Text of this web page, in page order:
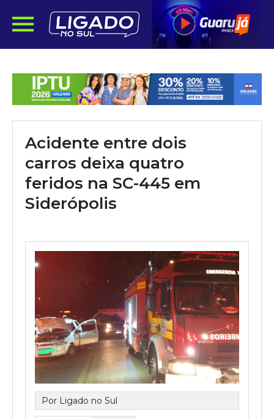
Acidente entre dois
carros deixa quatro
feridos na SC-445 em
Siderópolis
Por Ligado no Sul